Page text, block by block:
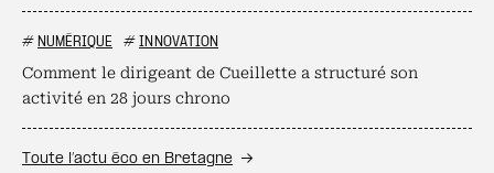
# NUMÉRIQUE # INNOVATION
Comment le dirigeant de Cueillette a structuré son
activité en 28 jours chrono
Toute l’actu éco en Bretagne